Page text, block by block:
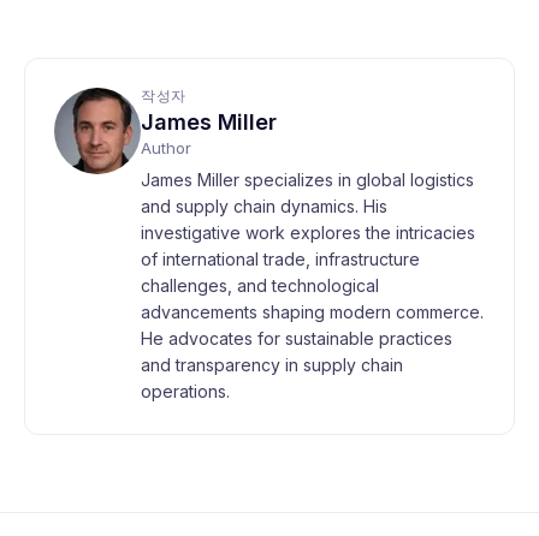
작성자
James Miller
Author
James Miller specializes in global logistics
and supply chain dynamics. His
investigative work explores the intricacies
of international trade, infrastructure
challenges, and technological
advancements shaping modern commerce.
He advocates for sustainable practices
and transparency in supply chain
operations.